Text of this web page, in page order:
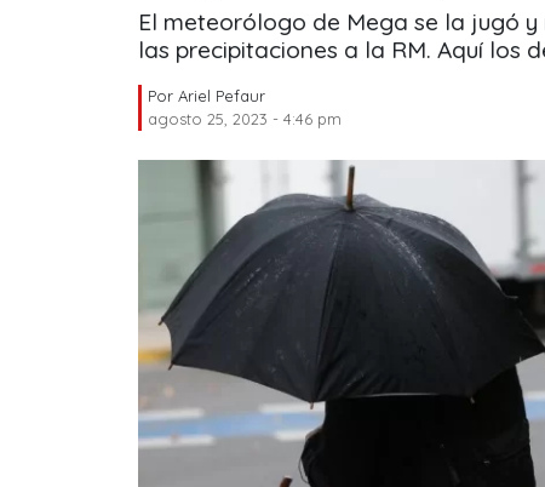
El meteorólogo de Mega se la jugó
las precipitaciones a la RM. Aquí los
Por Ariel Pefaur
agosto 25, 2023 - 4:46 pm